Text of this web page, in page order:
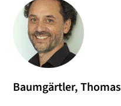
Baumgärtler, Thomas